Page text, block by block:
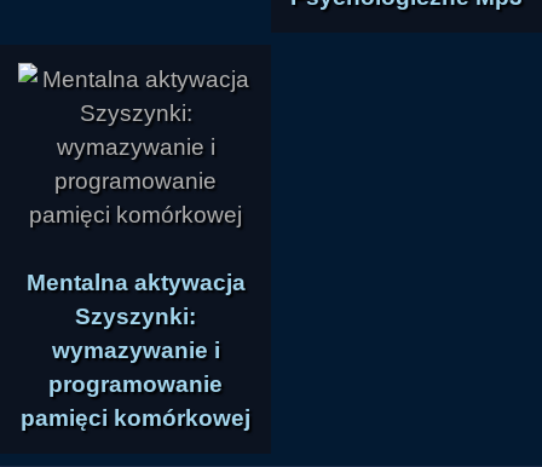
Mentalna aktywacja
Szyszynki:
wymazywanie i
programowanie
pamięci komórkowej